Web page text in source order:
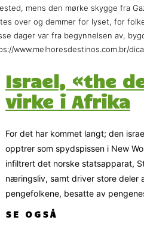
mens den mørke skygge fra
over og demmer for lyset, for
dager var fra begynnelsen av,
www.melhoresdestinos.com.br/
Israel, «the
virke i Afrika
For det har kommet langt; den
opptrer som spydspissen i New
infiltrert det norske statsapparat,
næringsliv, samt driver store deler
pengefolkene, besatte av
SE OGSÅ